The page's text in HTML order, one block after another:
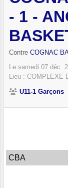
- 1 -
Contre COGNAC
Le samedi 07 déc.
Lieu : COMPLEXE
U11-1 Garçons
CBA